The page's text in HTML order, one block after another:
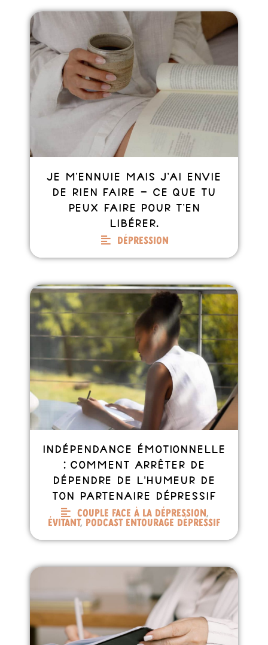
Je m’ennuie mais j’ai envie
de rien faire – Ce que tu
peux faire pour t’en
libérer.
Dépression
Indépendance émotionnelle
: comment arrêter de
dépendre de l’humeur de
ton partenaire dépressif
Couple face à la dépression,
Évitant, Podcast entourage dépressif